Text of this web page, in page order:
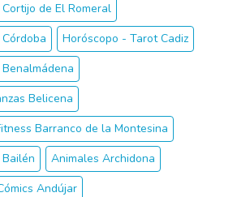
de El Romeral
Horóscopo - Tarot Cadiz
Belicena
Barranco de la Montesina
Animales Archidona
Andújar